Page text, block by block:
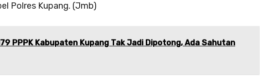
Polres Kupang. (Jmb)
PPPK Kabupaten Kupang Tak Jadi Dipotong, Ada Sahutan